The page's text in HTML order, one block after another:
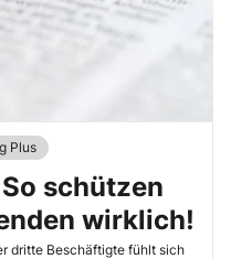
Plus
schützen
wirklich!
dritte Beschäftigte fühlt sich